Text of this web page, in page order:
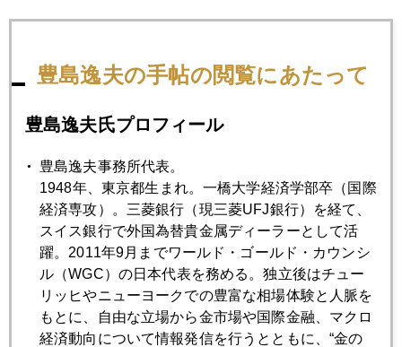
2009年
1月 2月 3月
7月 9月 10月 11月 12月
2009年11月30日
ドバイショック その後
豊島逸夫の手帖の閲覧にあたって
豊島逸夫氏プロフィール
豊島逸夫事務所代表。
1948年、東京都生まれ。一橋大学経済学部卒（国際
経済専攻）。三菱銀行（現三菱UFJ銀行）を経て、
スイス銀行で外国為替貴金属ディーラーとして活
躍。2011年9月までワールド・ゴールド・カウンシ
ル（WGC）の日本代表を務める。独立後はチュー
リッヒやニューヨークでの豊富な相場体験と人脈を
もとに、自由な立場から金市場や国際金融、マクロ
経済動向について情報発信を行うとともに、“金の